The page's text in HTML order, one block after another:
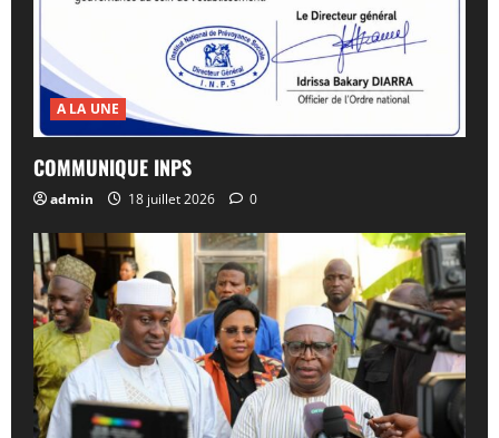
A LA UNE
COMMUNIQUE INPS
admin 18 juillet 2026 0